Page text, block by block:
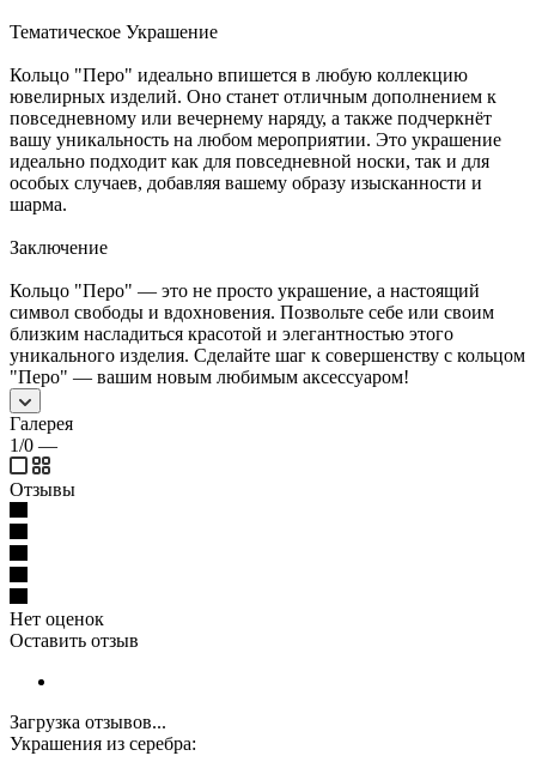
Тематическое Украшение
Кольцо "Перо" идеально впишется в любую коллекцию
ювелирных изделий. Оно станет отличным дополнением к
повседневному или вечернему наряду, а также подчеркнёт
вашу уникальность на любом мероприятии. Это украшение
идеально подходит как для повседневной носки, так и для
особых случаев, добавляя вашему образу изысканности и
шарма.
Заключение
Кольцо "Перо" — это не просто украшение, а настоящий
символ свободы и вдохновения. Позвольте себе или своим
близким насладиться красотой и элегантностью этого
уникального изделия. Сделайте шаг к совершенству с кольцом
"Перо" — вашим новым любимым аксессуаром!
Галерея
1/0 —
Отзывы
Нет оценок
Оставить отзыв
Загрузка отзывов...
Украшения из серебра: